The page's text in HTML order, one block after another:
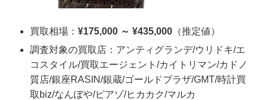
買取相場： ¥175,000 ～ ¥435,000 （推定値）
調査対象の買取店：アンティグランデ/ウリドキ/エ
コスタイル/買取エージェント/カイトリマン/カドノ
質店/銀座RASIN/銀蔵/ゴールドプラザ/GMT/時計買
取biz/なんぼや/ピアゾ/ヒカカク/マルカ